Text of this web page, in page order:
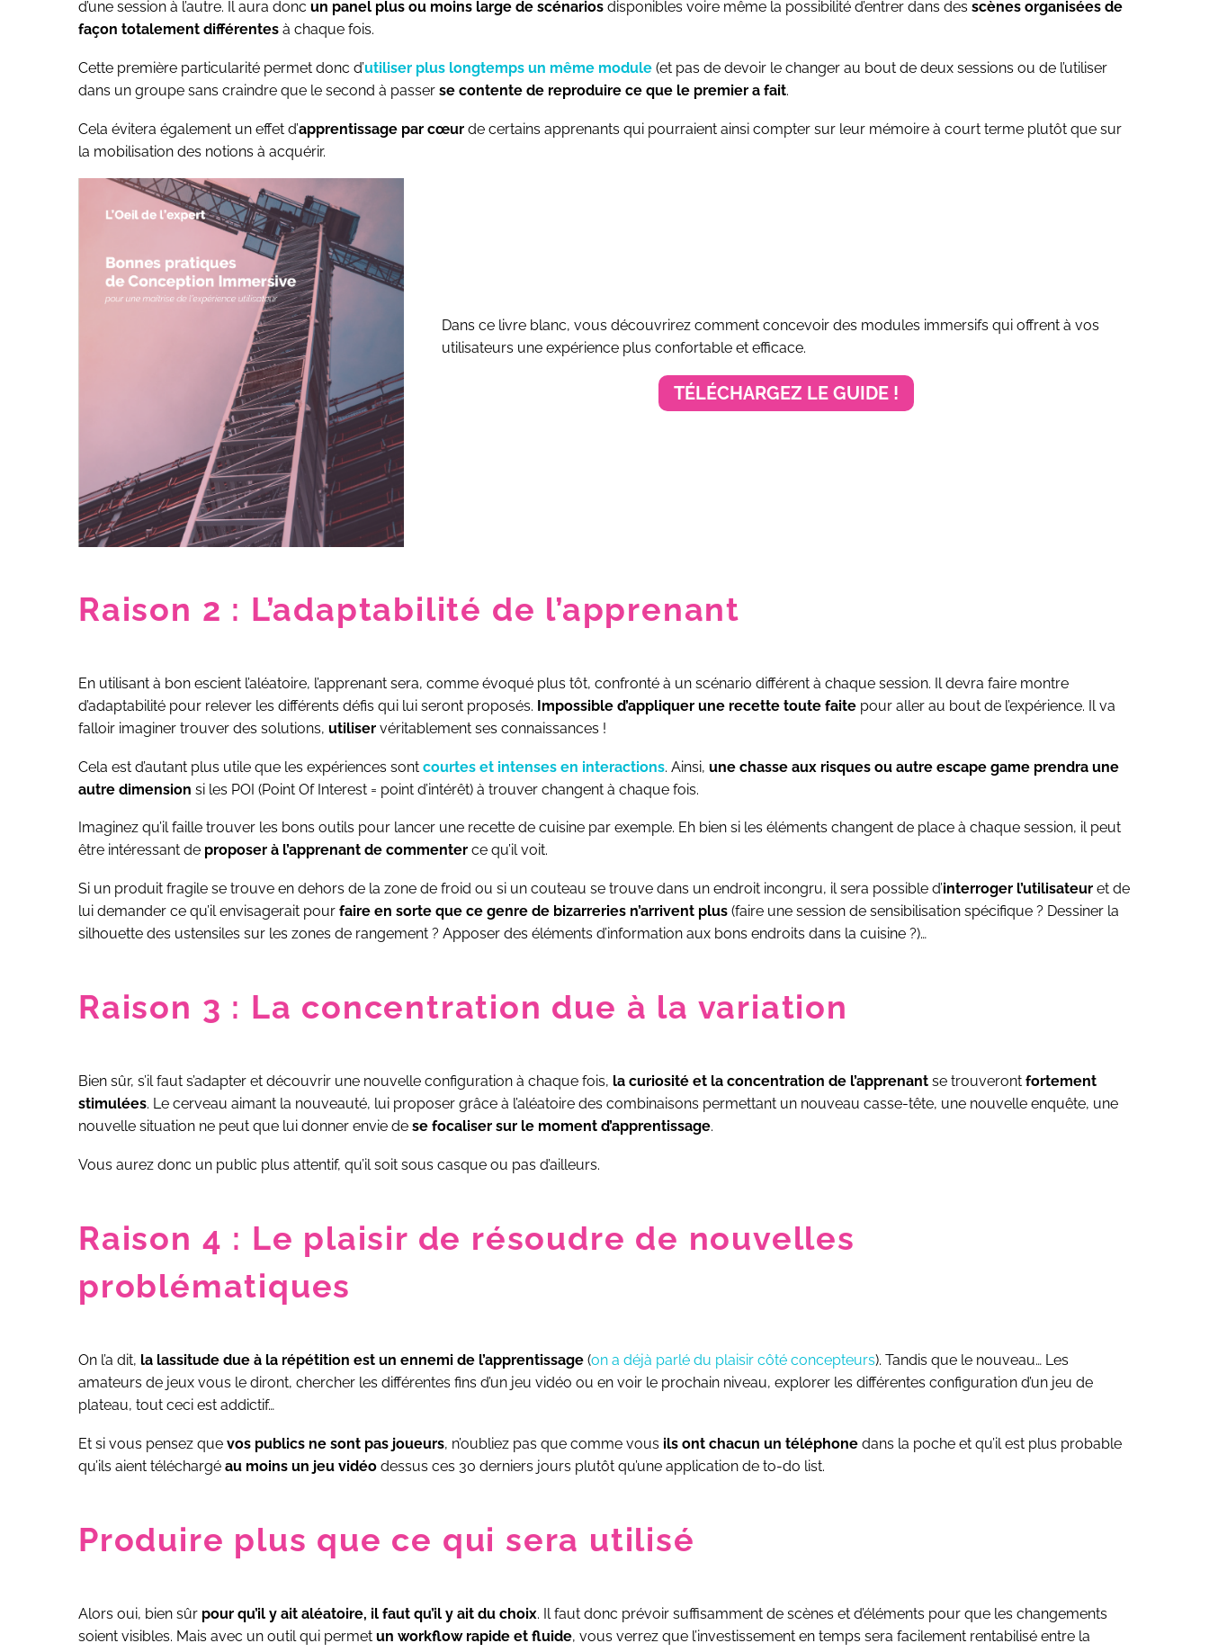
d’une session à l’autre. Il aura donc un panel plus ou moins large de scénarios disponibles voire même la possibilité d’entrer dans des scènes organisées de
façon totalement différentes à chaque fois.
Cette première particularité permet donc d’utiliser plus longtemps un même module (et pas de devoir le changer au bout de deux sessions ou de l’utiliser
dans un groupe sans craindre que le second à passer se contente de reproduire ce que le premier a fait.
Cela évitera également un effet d’apprentissage par cœur de certains apprenants qui pourraient ainsi compter sur leur mémoire à court terme plutôt que sur
la mobilisation des notions à acquérir.
Dans ce livre blanc, vous découvrirez comment concevoir des modules immersifs qui offrent à vos
utilisateurs une expérience plus confortable et efficace.
TÉLÉCHARGEZ LE GUIDE !
Raison 2 : L’adaptabilité de l’apprenant
En utilisant à bon escient l’aléatoire, l’apprenant sera, comme évoqué plus tôt, confronté à un scénario différent à chaque session. Il devra faire montre
d’adaptabilité pour relever les différents défis qui lui seront proposés. Impossible d’appliquer une recette toute faite pour aller au bout de l’expérience. Il va
falloir imaginer trouver des solutions, utiliser véritablement ses connaissances !
Cela est d’autant plus utile que les expériences sont courtes et intenses en interactions. Ainsi, une chasse aux risques ou autre escape game prendra une
autre dimension si les POI (Point Of Interest = point d’intérêt) à trouver changent à chaque fois.
Imaginez qu’il faille trouver les bons outils pour lancer une recette de cuisine par exemple. Eh bien si les éléments changent de place à chaque session, il peut
être intéressant de proposer à l’apprenant de commenter ce qu’il voit.
Si un produit fragile se trouve en dehors de la zone de froid ou si un couteau se trouve dans un endroit incongru, il sera possible d’interroger l’utilisateur et de
lui demander ce qu’il envisagerait pour faire en sorte que ce genre de bizarreries n’arrivent plus (faire une session de sensibilisation spécifique ? Dessiner la
silhouette des ustensiles sur les zones de rangement ? Apposer des éléments d’information aux bons endroits dans la cuisine ?)…
Raison 3 : La concentration due à la variation
Bien sûr, s’il faut s’adapter et découvrir une nouvelle configuration à chaque fois, la curiosité et la concentration de l’apprenant se trouveront fortement
stimulées. Le cerveau aimant la nouveauté, lui proposer grâce à l’aléatoire des combinaisons permettant un nouveau casse-tête, une nouvelle enquête, une
nouvelle situation ne peut que lui donner envie de se focaliser sur le moment d’apprentissage.
Vous aurez donc un public plus attentif, qu’il soit sous casque ou pas d’ailleurs.
Raison 4 : Le plaisir de résoudre de nouvelles
problématiques
On l’a dit, la lassitude due à la répétition est un ennemi de l’apprentissage (on a déjà parlé du plaisir côté concepteurs). Tandis que le nouveau… Les
amateurs de jeux vous le diront, chercher les différentes fins d’un jeu vidéo ou en voir le prochain niveau, explorer les différentes configuration d’un jeu de
plateau, tout ceci est addictif…
Et si vous pensez que vos publics ne sont pas joueurs, n’oubliez pas que comme vous ils ont chacun un téléphone dans la poche et qu’il est plus probable
qu’ils aient téléchargé au moins un jeu vidéo dessus ces 30 derniers jours plutôt qu’une application de to-do list.
Produire plus que ce qui sera utilisé
Alors oui, bien sûr pour qu’il y ait aléatoire, il faut qu’il y ait du choix. Il faut donc prévoir suffisamment de scènes et d’éléments pour que les changements
soient visibles. Mais avec un outil qui permet un workflow rapide et fluide, vous verrez que l’investissement en temps sera facilement rentabilisé entre la